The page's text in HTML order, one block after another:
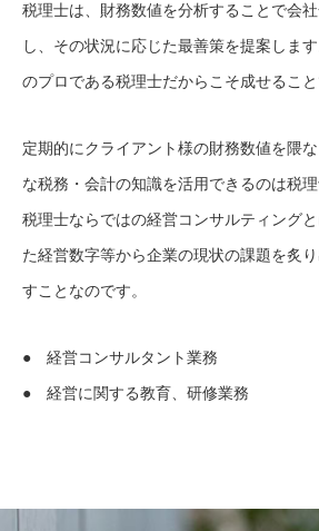
税理士は、財務数値を分析することで会
し、その状況に応じた最善策を提案しま
のプロである税理士だからこそ成せること
定期的にクライアント様の財務数値を隈
な税務・会計の知識を活用できるのは税理
税理士ならではの経営コンサルティング
た経営数字等から企業の現状の課題を炙
すことなのです。
● 経営コンサルタント業務
● 経営に関する教育、研修業務